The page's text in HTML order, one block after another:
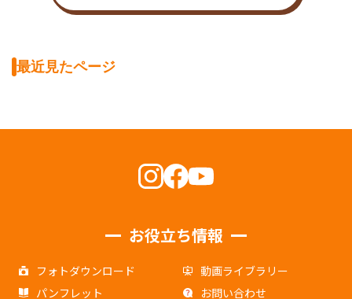
最近見たページ
お役立ち情報
フォトダウンロード
動画ライブラリー
パンフレット
お問い合わせ